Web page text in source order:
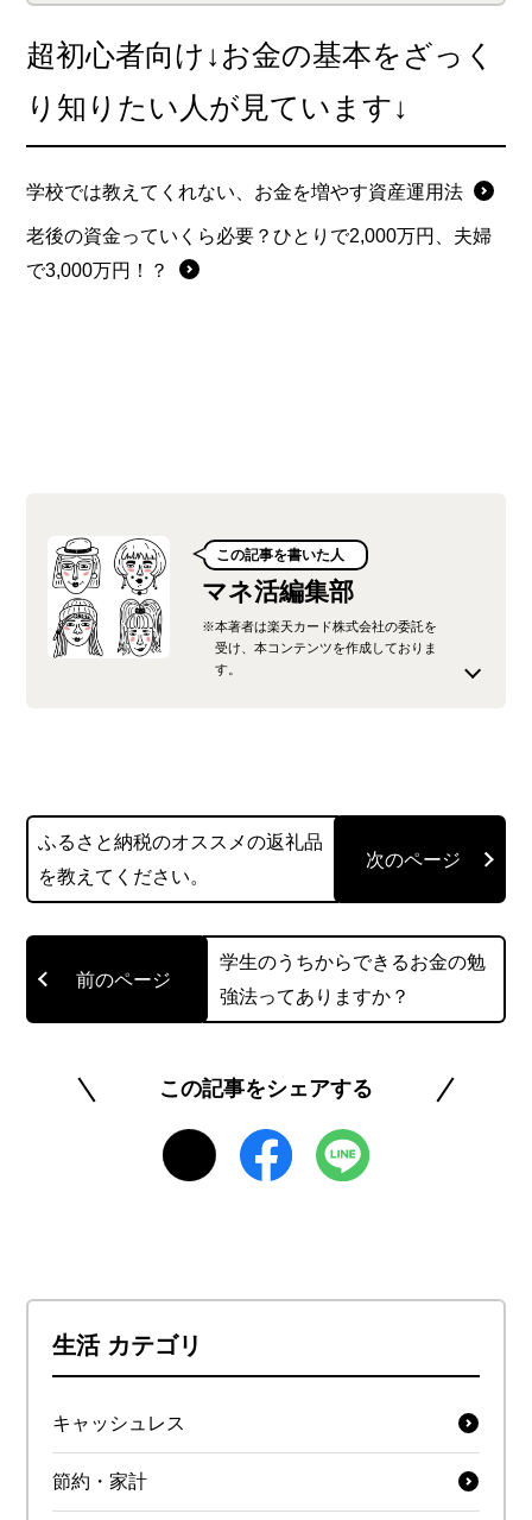
マネ活に邁進し蓄財に励ん
だ日々が走馬灯のように。
超初心者向け↓お金の基本をざっく
り知りたい人が見ています↓
学校では教えてくれない、お金を増やす資産運用法
老後の資金っていくら必要？ひとりで2,000万円、夫婦
で3,000万円！？
この記事を書いた人
マネ活編集部
※本著者は楽天カード株式会社の委託を
受け、本コンテンツを作成しておりま
す。
ービスに精通した社員が、最新のキャンペーン情
報から、生活に役立つ節約術、少し難しい法律や
かりやすく噛み砕いてお届けします。
読者の皆様が、貯まったポイントで賢くお買い物
ラシーを身につけられるよう、正確で信頼できる
https://www.rakuten-card.co.jp/minna-money/
ふるさと納税のオススメの返礼品
を教えてください。
学生のうちからできるお金の勉
強法ってありますか？
この記事をシェアする
生活 カテゴリ
キャッシュレス
節約・家計